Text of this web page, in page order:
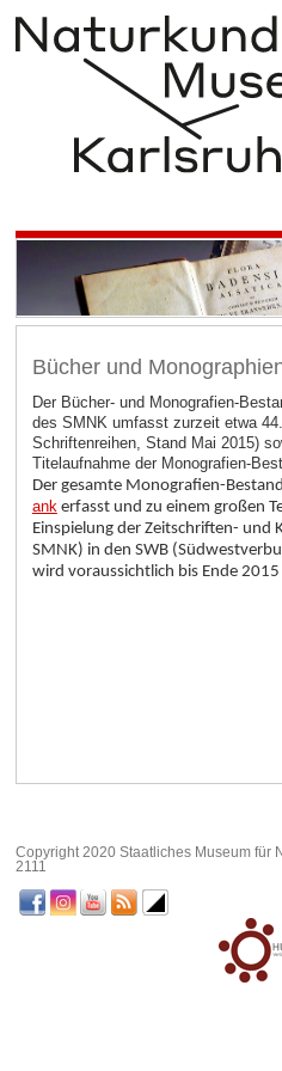
Bücher und
Der Bücher- und Monografien-
des SMNK umfasst zurzeit etwa
Schriftenreihen, Stand Mai 2015)
Titelaufnahme der Monografien-
Der gesamte Monografien-
ankerfasst und zu einem großen
Einspielung der Zeitschriften- und
SMNK) in den SWB
wird voraussichtlich bis Ende
Copyright 2020 Staatliches Museum für
2111